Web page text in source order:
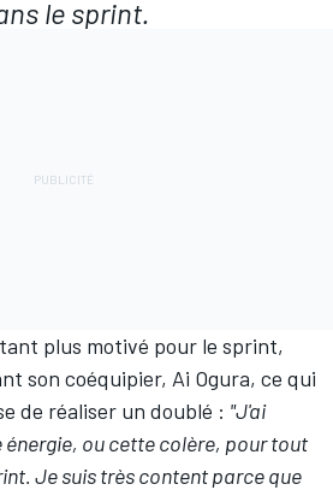
le sprint.
plus motivé pour le sprint,
son coéquipier, Ai Ogura, ce qui
de réaliser un doublé : "J'ai
ou cette colère, pour tout
Je suis très content parce que